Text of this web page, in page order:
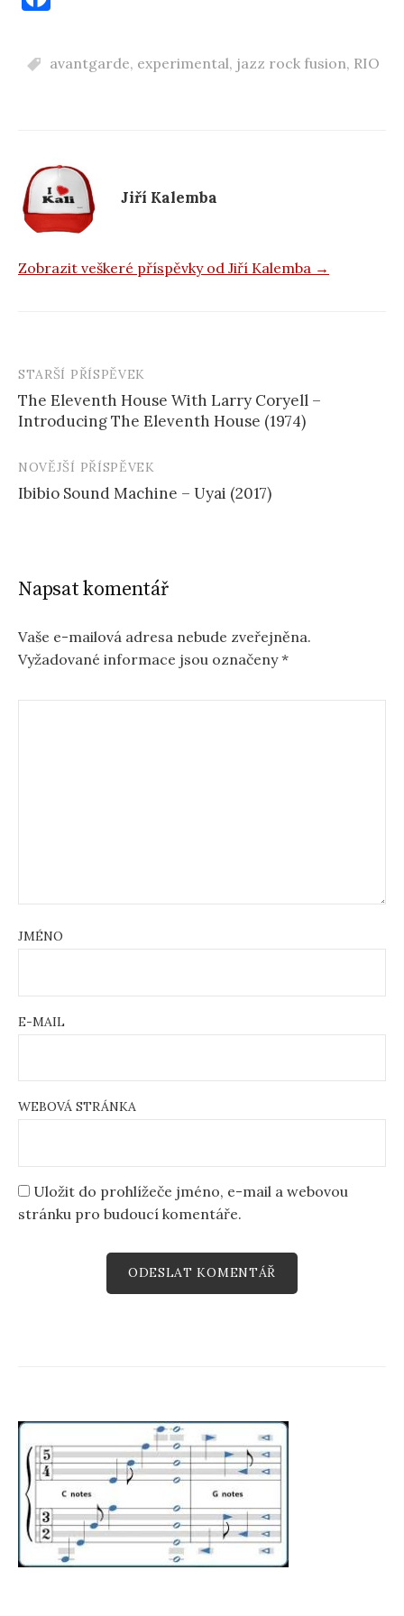
c
o
k
avantgarde, experimental, jazz rock fusion, RIO
Jiří Kalemba
Zobrazit veškeré příspěvky od Jiří Kalemba →
Navigace
příspěvku
STARŠÍ PŘÍSPĚVEK
The Eleventh House With Larry Coryell –
Introducing The Eleventh House (1974)
NOVĚJŠÍ PŘÍSPĚVEK
Ibibio Sound Machine – Uyai (2017)
Napsat komentář
Vaše e-mailová adresa nebude zveřejněna.
Vyžadované informace jsou označeny*
JMÉNO
E-MAIL
WEBOVÁ STRÁNKA
Uložit do prohlížeče jméno, e-mail a webovou
stránku pro budoucí komentáře.